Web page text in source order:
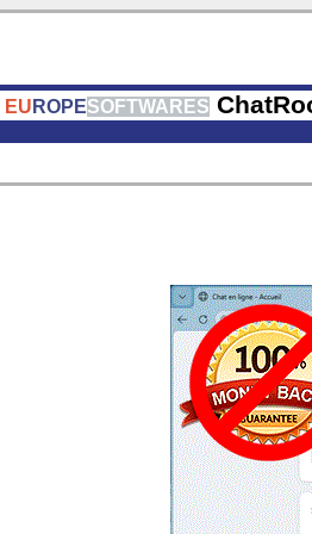
EU ROPESOFTWARES